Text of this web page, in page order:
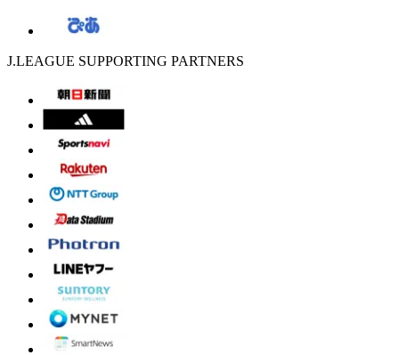
J.LEAGUE SUPPORTING PARTNERS